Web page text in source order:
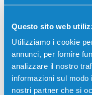
Questo sito web
Utilizziamo i cookie
annunci, per fornire
analizzare il nostro
informazioni sul
nostri partner che si